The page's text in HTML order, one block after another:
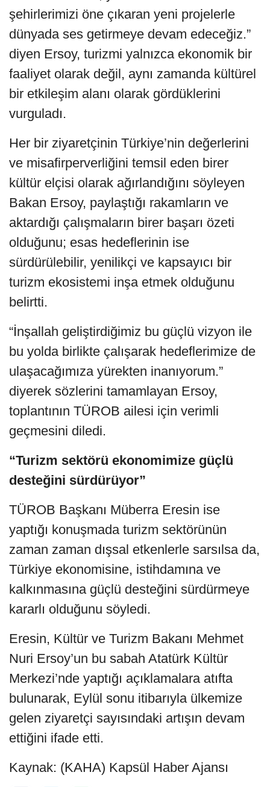
şehirlerimizi öne çıkaran yeni projelerle
dünyada ses getirmeye devam edeceğiz.”
diyen Ersoy, turizmi yalnızca ekonomik bir
faaliyet olarak değil, aynı zamanda kültürel
bir etkileşim alanı olarak gördüklerini
vurguladı.
Her bir ziyaretçinin Türkiye’nin değerlerini
ve misafirperverliğini temsil eden birer
kültür elçisi olarak ağırlandığını söyleyen
Bakan Ersoy, paylaştığı rakamların ve
aktardığı çalışmaların birer başarı özeti
olduğunu; esas hedeflerinin ise
sürdürülebilir, yenilikçi ve kapsayıcı bir
turizm ekosistemi inşa etmek olduğunu
belirtti.
“İnşallah geliştirdiğimiz bu güçlü vizyon ile
bu yolda birlikte çalışarak hedeflerimize de
ulaşacağımıza yürekten inanıyorum.”
diyerek sözlerini tamamlayan Ersoy,
toplantının TÜROB ailesi için verimli
geçmesini diledi.
“Turizm sektörü ekonomimize güçlü
desteğini sürdürüyor”
TÜROB Başkanı Müberra Eresin ise
yaptığı konuşmada turizm sektörünün
zaman zaman dışsal etkenlerle sarsılsa da,
Türkiye ekonomisine, istihdamına ve
kalkınmasına güçlü desteğini sürdürmeye
kararlı olduğunu söyledi.
Eresin, Kültür ve Turizm Bakanı Mehmet
Nuri Ersoy’un bu sabah Atatürk Kültür
Merkezi’nde yaptığı açıklamalara atıfta
bulunarak, Eylül sonu itibarıyla ülkemize
gelen ziyaretçi sayısındaki artışın devam
ettiğini ifade etti.
Kaynak: (KAHA) Kapsül Haber Ajansı